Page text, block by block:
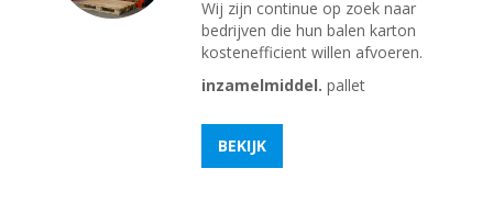
Wij zijn continue op zoek naar
bedrijven die hun balen karton
kostenefficient willen afvoeren.
inzamelmiddel. pallet
BEKIJK